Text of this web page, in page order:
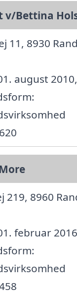
v/Bettina
11, 8930
august 2010,
219, 8960
februar